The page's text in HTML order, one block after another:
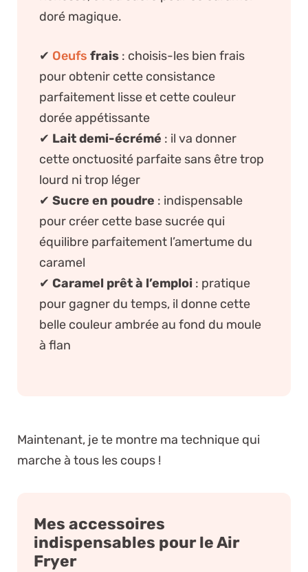
doré magique.
✔ Oeufs frais : choisis-les bien frais
pour obtenir cette consistance
parfaitement lisse et cette couleur
dorée appétissante
✔ Lait demi-écrémé : il va donner
cette onctuosité parfaite sans être trop
lourd ni trop léger
✔ Sucre en poudre : indispensable
pour créer cette base sucrée qui
équilibre parfaitement l’amertume du
caramel
✔ Caramel prêt à l’emploi : pratique
pour gagner du temps, il donne cette
belle couleur ambrée au fond du moule
à flan
Maintenant, je te montre ma technique qui
marche à tous les coups !
Mes accessoires
indispensables pour le Air
Fryer